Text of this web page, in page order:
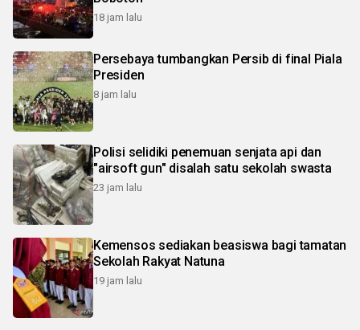
18 jam lalu
Persebaya tumbangkan Persib di final Piala
Presiden
8 jam lalu
Polisi selidiki penemuan senjata api dan
"airsoft gun" disalah satu sekolah swasta
23 jam lalu
Kemensos sediakan beasiswa bagi tamatan
Sekolah Rakyat Natuna
19 jam lalu